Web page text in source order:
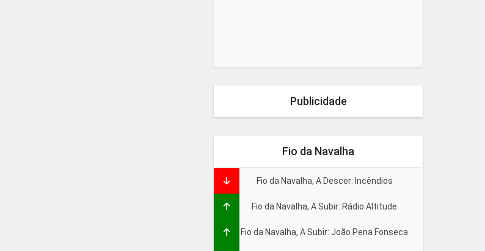
Publicidade
Fio da Navalha
Fio da Navalha, A Descer: Incêndios
Fio da Navalha, A Subir: Rádio Altitude
Fio da Navalha, A Subir: João Pena Fonseca